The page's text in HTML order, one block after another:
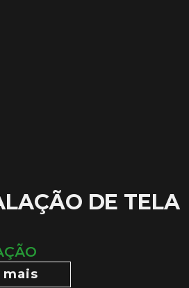
DE TELA
mais